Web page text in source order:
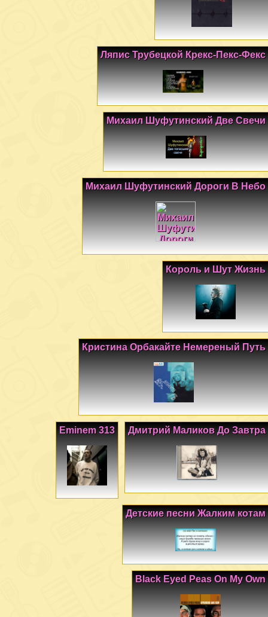
Ляпис Трубецкой Крекс-Пекс-Фекс
Михаил Шуфутинский Две Свечи
Михаил Шуфутинский Дороги В Небо
Король и Шут Жизнь
Кристина Орбакайте Немереный Путь
Дмитрий Маликов До Завтра
Eminem 313
Детские песни Жалким котам
Black Eyed Peas On My Own